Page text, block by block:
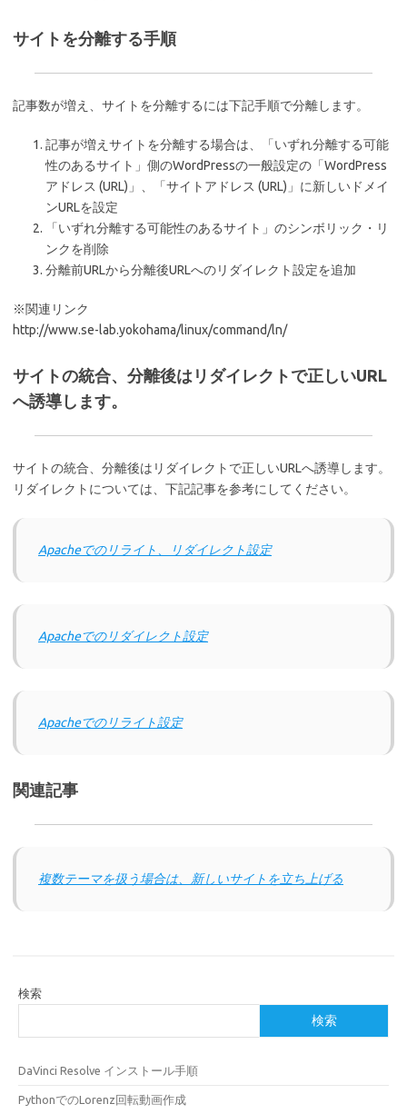
サイトを分離する手順
記事数が増え、サイトを分離するには下記手順で分離します。
記事が増えサイトを分離する場合は、「いずれ分離する可能
性のあるサイト」側のWordPressの一般設定の「WordPress
アドレス (URL)」、「サイトアドレス (URL)」に新しいドメイ
ンURLを設定
「いずれ分離する可能性のあるサイト」のシンボリック・リ
ンクを削除
分離前URLから分離後URLへのリダイレクト設定を追加
※関連リンク
http://www.se-lab.yokohama/linux/command/ln/
サイトの統合、分離後はリダイレクトで正しいURL
へ誘導します。
サイトの統合、分離後はリダイレクトで正しいURLへ誘導します。
リダイレクトについては、下記記事を参考にしてください。
Apacheでのリライト、リダイレクト設定
Apacheでのリダイレクト設定
Apacheでのリライト設定
関連記事
複数テーマを扱う場合は、新しいサイトを立ち上げる
検索
検索
DaVinci Resolve インストール手順
PythonでのLorenz回転動画作成